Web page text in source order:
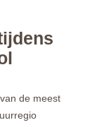
de meest